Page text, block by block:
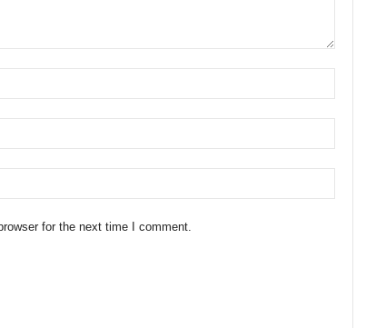
for the next time I comment.